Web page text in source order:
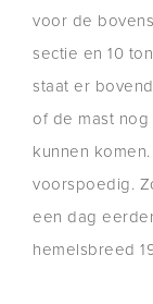
voor de
sectie en 10
staat er
of de mast
kunnen
voorspoedig.
een dag
hemelsbreed